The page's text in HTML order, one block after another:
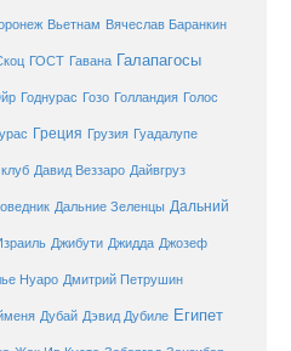
Вьетнам Вячеслав Баранкин
ГОСТ Гавана Галапагосы
Годнурас Гозо Голландия Голос
Греция Грузия Гуадалупе
Давид Веззаро Дайвгруз
Дальние Зеленцы Дальний
Джибути Джидда Джозеф
Нуаро Дмитрий Петрушин
Дубай Дэвид Дубиле Египет